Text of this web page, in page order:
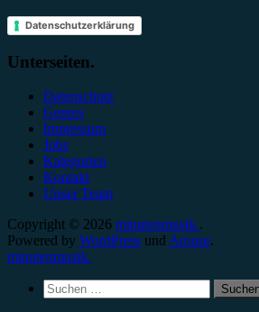
Datenschutzerklärung
Unterseiten.
Datenschutz
Genres
Impressum
Jobs
Kategorien
Kontakt
Unser Team
Copyright © 2026 minutenmusik..
Powered by WordPress und Arouse.
minutenmusik.
Suchen
nach: